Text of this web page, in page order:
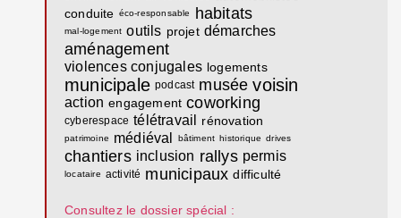
conduite éco-responsable habitats
mal-logement outils projet démarches
aménagement
violences conjugales logements
municipale podcast musée voisin
action engagement coworking
cyberespace télétravail rénovation
patrimoine médiéval bâtiment historique drives
chantiers inclusion rallys permis
locataire activité municipaux difficulté
Consultez le dossier spécial :